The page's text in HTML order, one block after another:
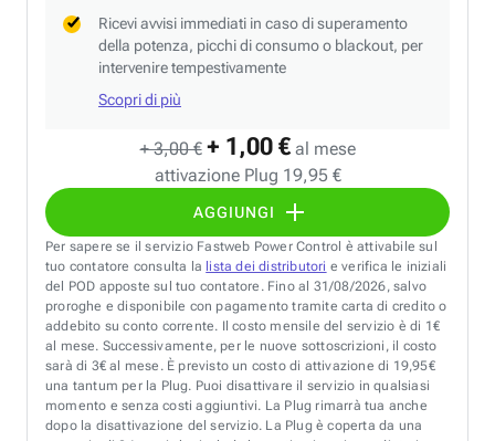
+ 3,00 € + 1,00 € al mese
attivazione Plug 19,95 €
AGGIUNGI
Ricevi avvisi immediati in caso di superamento
della potenza, picchi di consumo o blackout, per
intervenire tempestivamente
Scopri di più
Per sapere se il servizio Fastweb Power Control è attivabile sul
tuo contatore consulta la lista dei distributori e verifica le iniziali
del POD apposte sul tuo contatore. Fino al 31/08/2026, salvo
proroghe e disponibile con pagamento tramite carta di credito o
addebito su conto corrente. Il costo mensile del servizio è di 1€
al mese. Successivamente, per le nuove sottoscrizioni, il costo
sarà di 3€ al mese. È previsto un costo di attivazione di 19,95€
una tantum per la Plug. Puoi disattivare il servizio in qualsiasi
momento e senza costi aggiuntivi. La Plug rimarrà tua anche
dopo la disattivazione del servizio. La Plug è coperta da una